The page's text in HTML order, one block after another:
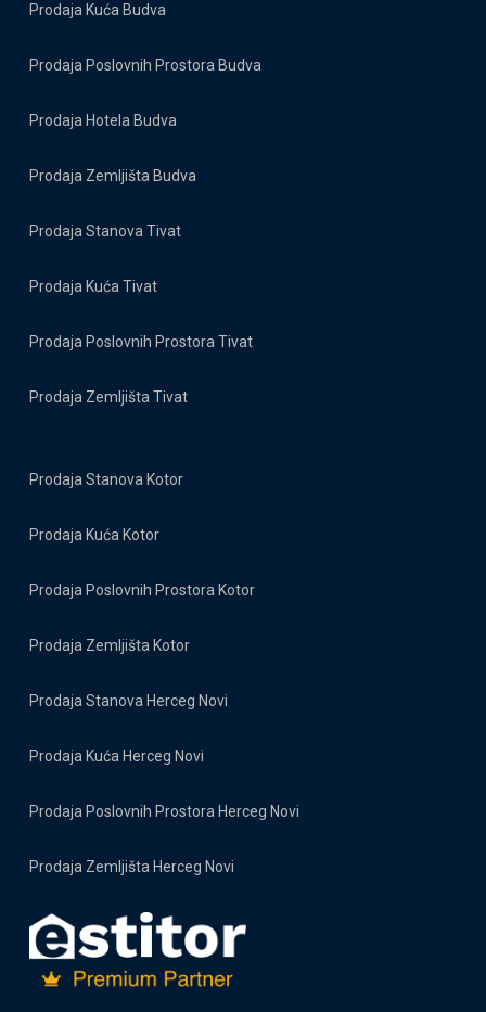
Prodaja Kuća Budva
Prodaja Poslovnih Prostora Budva
Prodaja Hotela Budva
Prodaja Zemljišta Budva
Prodaja Stanova Tivat
Prodaja Kuća Tivat
Prodaja Poslovnih Prostora Tivat
Prodaja Zemljišta Tivat
Prodaja Stanova Kotor
Prodaja Kuća Kotor
Prodaja Poslovnih Prostora Kotor
Prodaja Zemljišta Kotor
Prodaja Stanova Herceg Novi
Prodaja Kuća Herceg Novi
Prodaja Poslovnih Prostora Herceg Novi
Prodaja Zemljišta Herceg Novi